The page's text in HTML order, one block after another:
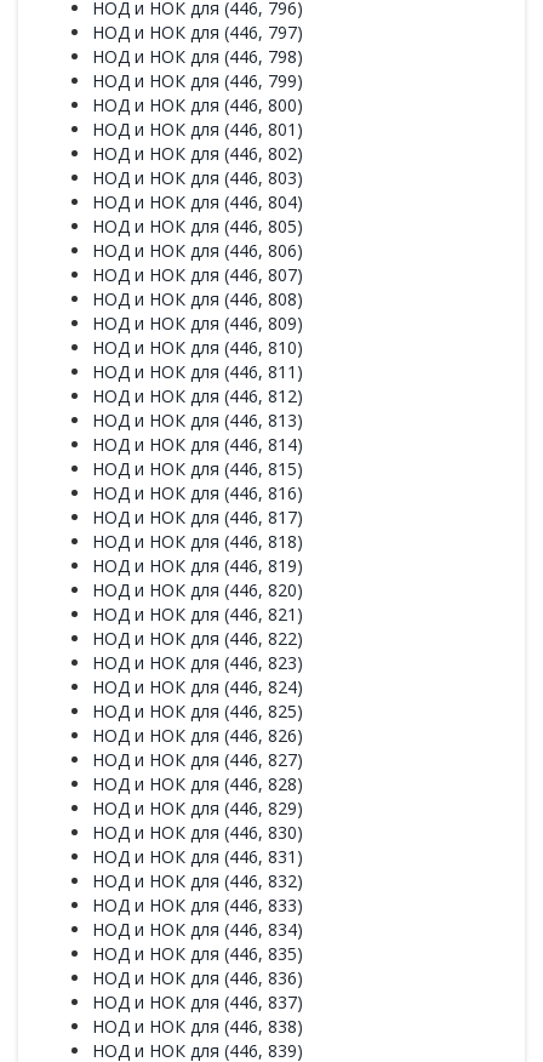
НОД и НОК для (446, 796)
НОД и НОК для (446, 797)
НОД и НОК для (446, 798)
НОД и НОК для (446, 799)
НОД и НОК для (446, 800)
НОД и НОК для (446, 801)
НОД и НОК для (446, 802)
НОД и НОК для (446, 803)
НОД и НОК для (446, 804)
НОД и НОК для (446, 805)
НОД и НОК для (446, 806)
НОД и НОК для (446, 807)
НОД и НОК для (446, 808)
НОД и НОК для (446, 809)
НОД и НОК для (446, 810)
НОД и НОК для (446, 811)
НОД и НОК для (446, 812)
НОД и НОК для (446, 813)
НОД и НОК для (446, 814)
НОД и НОК для (446, 815)
НОД и НОК для (446, 816)
НОД и НОК для (446, 817)
НОД и НОК для (446, 818)
НОД и НОК для (446, 819)
НОД и НОК для (446, 820)
НОД и НОК для (446, 821)
НОД и НОК для (446, 822)
НОД и НОК для (446, 823)
НОД и НОК для (446, 824)
НОД и НОК для (446, 825)
НОД и НОК для (446, 826)
НОД и НОК для (446, 827)
НОД и НОК для (446, 828)
НОД и НОК для (446, 829)
НОД и НОК для (446, 830)
НОД и НОК для (446, 831)
НОД и НОК для (446, 832)
НОД и НОК для (446, 833)
НОД и НОК для (446, 834)
НОД и НОК для (446, 835)
НОД и НОК для (446, 836)
НОД и НОК для (446, 837)
НОД и НОК для (446, 838)
НОД и НОК для (446, 839)